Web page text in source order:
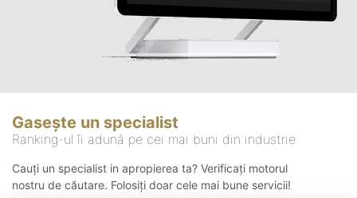
Gasește un specialist
Ranking-ul îi adună pe cei mai buni din industrie
Cauți un specialist in apropierea ta? Verificați motorul
nostru de căutare. Folosiți doar cele mai bune servicii!